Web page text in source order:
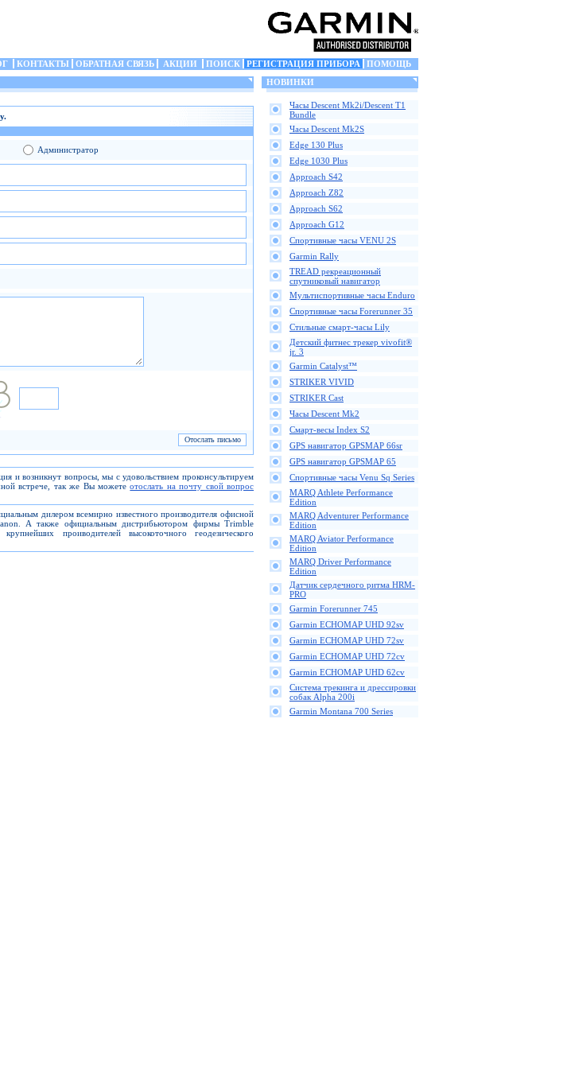
КОНТАКТЫ ОБРАТНАЯ СВЯЗЬ АКЦИИ ПОИСК РЕГИСТРАЦИЯ ПРИБОРА
ПОМОЩЬ
Администратор
и возникнут вопросы, мы с удовольствием проконсультируем
встрече, так же Вы можетеотослать на почту свой вопрос
дилером всемирно известного производителя офисной
А также официальным дистрибьютором фирмы Trimble
проиводителей высокоточного геодезического
НОВИНКИ
Часы Descent Mk2i/Descent T1
Bundle
Часы Descent Mk2S
Edge 130 Plus
Edge 1030 Plus
Approach S42
Approach Z82
Approach S62
Approach G12
Спортивные часы VENU 2S
Garmin Rally
TREAD рекреационный
спутниковый навигатор
Мультиспортивные часы Enduro
Спортивные часы Forerunner 35
Стильные смарт-часы Lily
Детский фитнес трекер vivofit®
jr. 3
Garmin Catalyst™
STRIKER VIVID
STRIKER Cast
Часы Descent Mk2
Смарт-весы Index S2
GPS навигатор GPSMAP 66sr
GPS навигатор GPSMAP 65
Спортивные часы Venu Sq Series
MARQ Athlete Performance
Edition
MARQ Adventurer Performance
Edition
MARQ Aviator Performance
Edition
MARQ Driver Performance
Edition
Датчик сердечного ритма HRM-
PRO
Garmin Forerunner 745
Garmin ECHOMAP UHD 92sv
Garmin ECHOMAP UHD 72sv
Garmin ECHOMAP UHD 72cv
Garmin ECHOMAP UHD 62cv
Cистема трекинга и дрессировки
собак Alpha 200i
Garmin Montana 700 Series